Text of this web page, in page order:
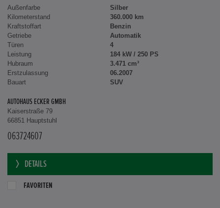
Außenfarbe
Silber
Kilometerstand
360.000 km
Kraftstoffart
Benzin
Getriebe
Automatik
Türen
4
Leistung
184 kW / 250 PS
Hubraum
3.471 cm³
Erstzulassung
06.2007
Bauart
SUV
AUTOHAUS ECKER GMBH
Kaiserstraße 79
66851 Hauptstuhl
063724607
DETAILS
FAVORITEN